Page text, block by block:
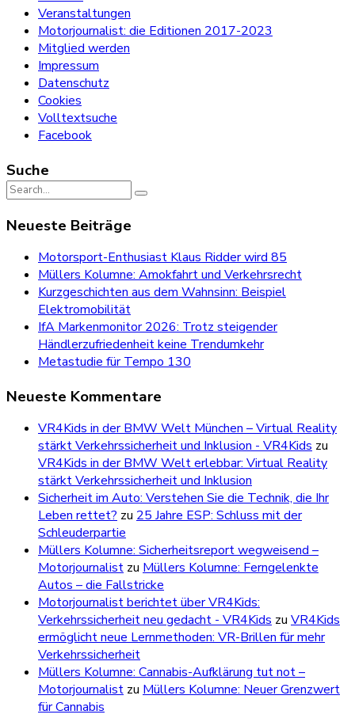
Veranstaltungen
Motorjournalist: die Editionen 2017-2023
Mitglied werden
Impressum
Datenschutz
Cookies
Volltextsuche
Facebook
Suche
Search
Neueste Beiträge
Motorsport-Enthusiast Klaus Ridder wird 85
Müllers Kolumne: Amokfahrt und Verkehrsrecht
Kurzgeschichten aus dem Wahnsinn: Beispiel
Elektromobilität
IfA Markenmonitor 2026: Trotz steigender
Händlerzufriedenheit keine Trendumkehr
Metastudie für Tempo 130
Neueste Kommentare
VR4Kids in der BMW Welt München – Virtual Reality
stärkt Verkehrssicherheit und Inklusion - VR4Kids zu
VR4Kids in der BMW Welt erlebbar: Virtual Reality
stärkt Verkehrssicherheit und Inklusion
Sicherheit im Auto: Verstehen Sie die Technik, die Ihr
Leben rettet? zu 25 Jahre ESP: Schluss mit der
Schleuderpartie
Müllers Kolumne: Sicherheitsreport wegweisend –
Motorjournalist zu Müllers Kolumne: Ferngelenkte
Autos – die Fallstricke
Motorjournalist berichtet über VR4Kids:
Verkehrssicherheit neu gedacht - VR4Kids zu VR4Kids
ermöglicht neue Lernmethoden: VR-Brillen für mehr
Verkehrssicherheit
Müllers Kolumne: Cannabis-Aufklärung tut not –
Motorjournalist zu Müllers Kolumne: Neuer Grenzwert
für Cannabis